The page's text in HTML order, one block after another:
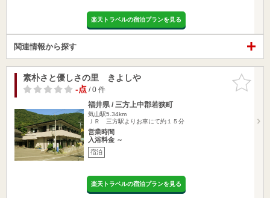
楽天トラベルの宿泊プランを見る
関連情報から探す
お気に入
りに追加
素朴さと優しさの里 きよしや
-点/ 0 件
福井県 / 三方上中郡若狭町
気山駅5.34km
ＪＲ 三方駅よりお車にて約１５分
営業時間
入浴料金 ～
宿泊
楽天トラベルの宿泊プランを見る